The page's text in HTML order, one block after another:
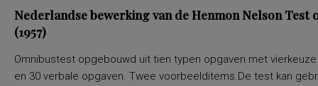
Nederlandse bewerking van de Henmon Nelson
(1957)
Omnibustest opgebouwd uit tien typen opgaven met
en 30 verbale opgaven. Twee voorbeelditems.De test kan